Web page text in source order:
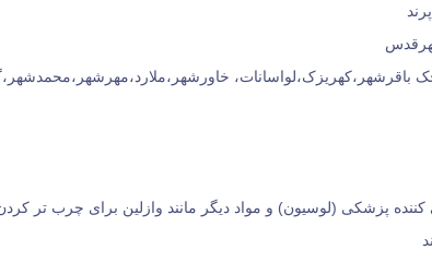
باقرشهر،کهریزک،لواسانات،
پزشکی (لوسیون) و مواد دیگر مانند وازلین برای چرب تر